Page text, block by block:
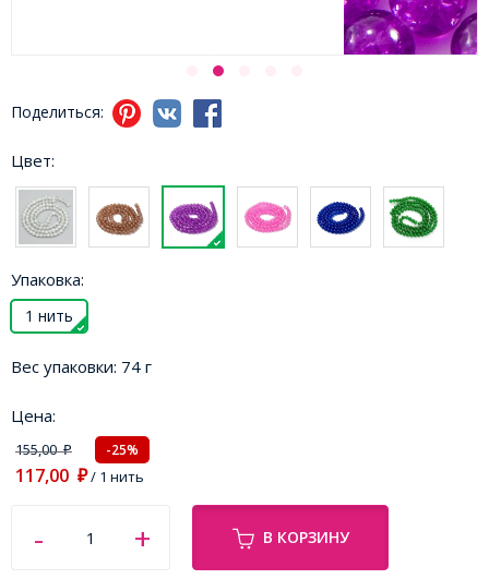
Поделиться:
Цвет:
Упаковка:
1 нить
Вес упаковки: 74 г
Цена:
155,00₽ -25%
117,00 ₽/ 1 нить
В КОРЗИНУ